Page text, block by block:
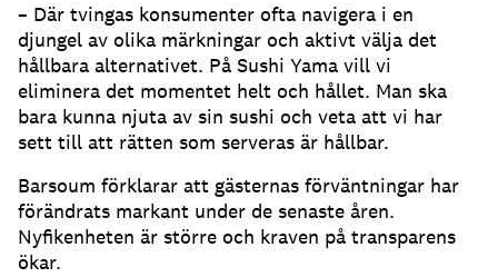
– Där tvingas konsumenter ofta navigera i en
djungel av olika märkningar och aktivt välja det
hållbara alternativet. På Sushi Yama vill vi
eliminera det momentet helt och hållet. Man ska
bara kunna njuta av sin sushi och veta att vi har
sett till att rätten som serveras är hållbar.
Barsoum förklarar att gästernas förväntningar har
förändrats markant under de senaste åren.
Nyfikenheten är större och kraven på transparens
ökar.